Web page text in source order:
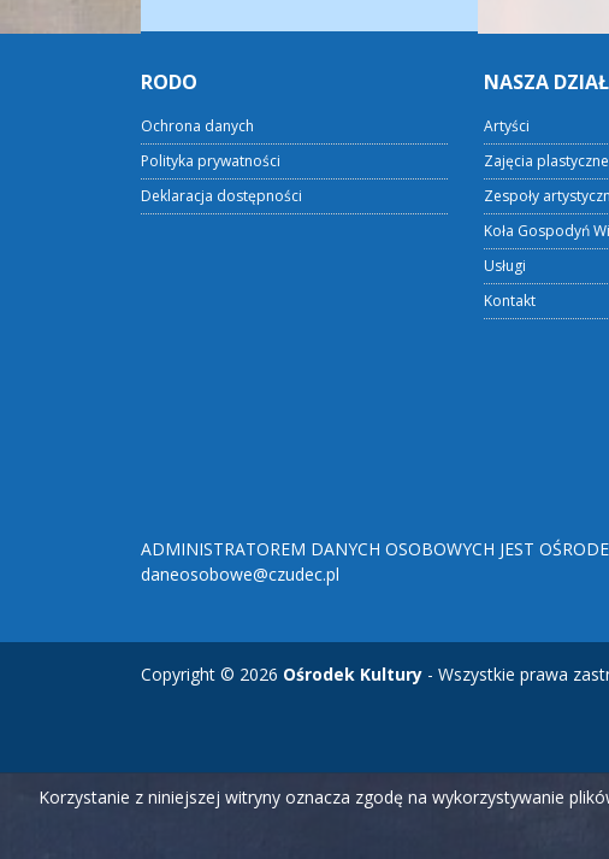
RODO
Ochrona danych
Polityka prywatności
Deklaracja dostępności
NASZA
Artyści
Zajęcia
Zespoły
Koła Gospodyń
Usługi
Kontakt
ADMINISTRATOREM DANYCH OSOBOWYCH JEST
daneosobowe@czudec.pl
Copyright © 2026 Ośrodek Kultury - Wszystkie prawa
Korzystanie z niniejszej witryny oznacza zgodę na wykorzystywanie